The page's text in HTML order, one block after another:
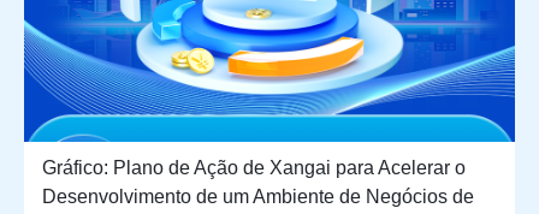
Gráfico: Plano de Ação de Xangai para Acelerar o
Desenvolvimento de um Ambiente de Negócios de